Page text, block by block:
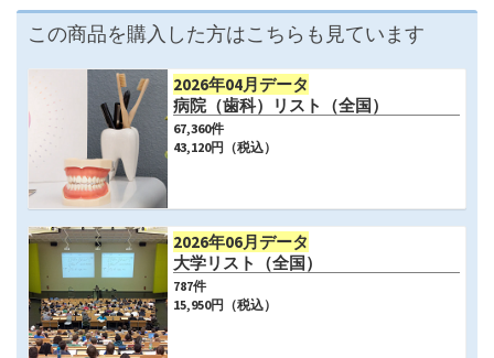
この商品を購入した方はこちらも見ています
2026年04月データ
病院（歯科）リスト（全国）
67,360件
43,120円（税込）
2026年06月データ
大学リスト（全国）
787件
15,950円（税込）